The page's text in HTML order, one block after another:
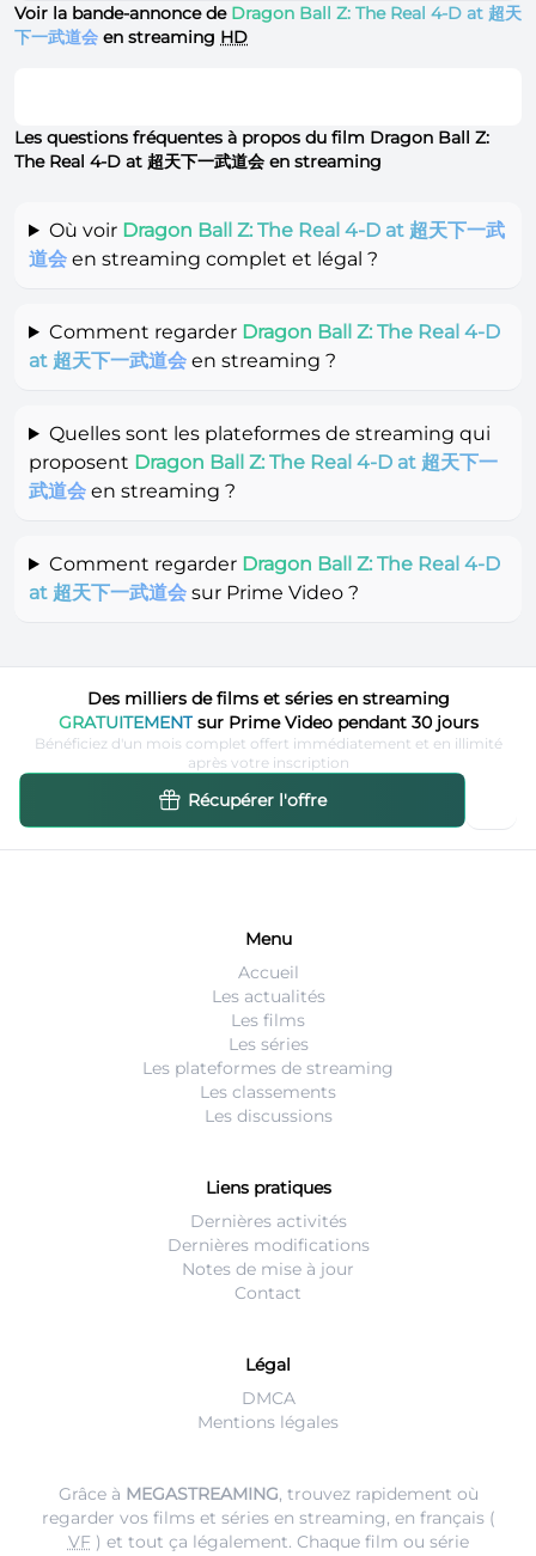
Voir la bande-annonce de Dragon Ball Z: The Real 4-D at 超天
下一武道会 en streaming HD
Les questions fréquentes à propos du film Dragon Ball Z:
The Real 4-D at 超天下一武道会 en streaming
Où voir Dragon Ball Z: The Real 4-D at 超天下一武
道会 en streaming complet et légal ?
Comment regarder Dragon Ball Z: The Real 4-D
at 超天下一武道会 en streaming ?
Quelles sont les plateformes de streaming qui
proposent Dragon Ball Z: The Real 4-D at 超天下一
武道会 en streaming ?
Comment regarder Dragon Ball Z: The Real 4-D
at 超天下一武道会 sur Prime Video ?
Des milliers de films et séries en streaming
GRATUITEMENTsur Prime Video pendant 30 jours
Bénéficiez d'un mois complet offert immédiatement et en illimité
après votre inscription
Récupérer l'offre
Menu
Accueil
Les actualités
Les films
Les séries
Les plateformes de streaming
Les classements
Les discussions
Liens pratiques
Dernières activités
Dernières modifications
Notes de mise à jour
Contact
Légal
DMCA
Mentions légales
Grâce à MEGASTREAMING, trouvez rapidement où
regarder vos films et séries en streaming, en français (
VF) et tout ça légalement. Chaque film ou série